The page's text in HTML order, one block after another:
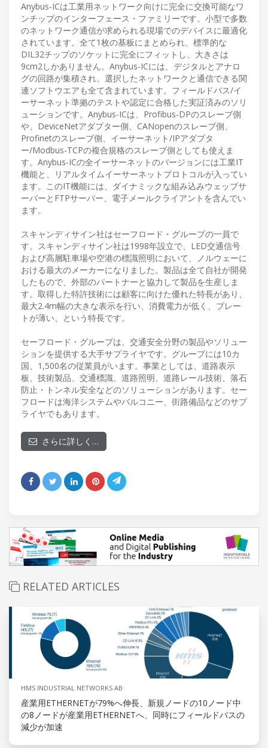
Anybus-ICは工業用ネットワーク向けに完全に交換可能なワ
ンチップのインターフェース・ファミリーです。小型で多数
のネットワーク通信が求められる現場でのデバイスに最適化
されています。全て1枚の基板にまとめられ、標準的な
DIL32チップのソケットに完全にフィットし、大きさは
9cm2しかありません。Anybus-ICには、デジタルとアナロ
グの回路が集積され、選択したネットワークと通信できる関
連ソフトウエアも全て含まれています。フィールドバス/イ
ーサーネット準拠のテストや認定に合格した実証済みのソリ
ューションです。Anybus-ICは、Profibus-DPのスレーブ側
や、DeviceNetアダプター側、CANopenのスレーブ側、
Profinetのスレーブ側、イーサーネット/IPアダプタ
ー/Modbus-TCPの複合規格のスレーブ側としても使えま
す。Anybus-ICの全イーサーネットのバージョンには工業IT
機能と、リアルタイムイーサーネットプロトコルが入ってい
ます。このIT機能には、ダイナミックな組み込みウェッブサ
ーバーとFTPサーバー、電子メールクライアントを含んでい
ます。
スキャンディサイン社はセーフロード・グループの一員で
す。スキャンディサイン社は1998年設立で、LED交通信号
および高層駐車場や空港の標識照明において、ノルウェーに
おける最大のメーカーになりました。製品は全て自社が開発
したもので、外部のパートナーと協力して製品を生産しま
す。取得した特許技術には顧客に向けた優れた特長があり、
最大2.4m幅の大きな表示を行い、消費電力が低く、プレー
トが薄い、という特長です。
セーフロード・グループは、交通安全分野の製品やソリュー
ションを提供する大手サプライヤです。グループには10カ
国、1,500名の従業員がいます。事業としては、道路表示
板、技術製品、交通標識、道路照明、道路レール技術、落石
防止・トンネル安全などのソリューションがあります。セー
フロードは海洋システムやバルコニー、街路備品などのサプ
ライヤでもあります。
さらに詳しく…
RELATED ARTICLES
HMS INDUSTRIAL NETWORKS AB
産業用ETHERNETが79%へ伸長、新規ノードの10ノード中
の8ノードが産業用ETHERNETへ、同時にフィールドバスの
減少が加速